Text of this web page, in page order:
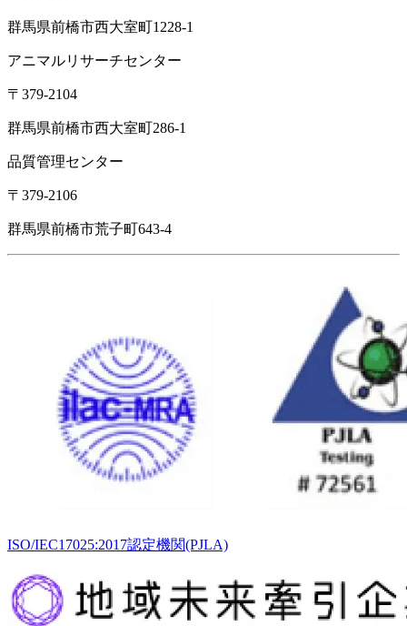
群馬県前橋市西大室町1228-1
アニマルリサーチセンター
〒379-2104
群馬県前橋市西大室町286-1
品質管理センター
〒379-2106
群馬県前橋市荒子町643-4
ISO/IEC17025:2017認定機関(PJLA)